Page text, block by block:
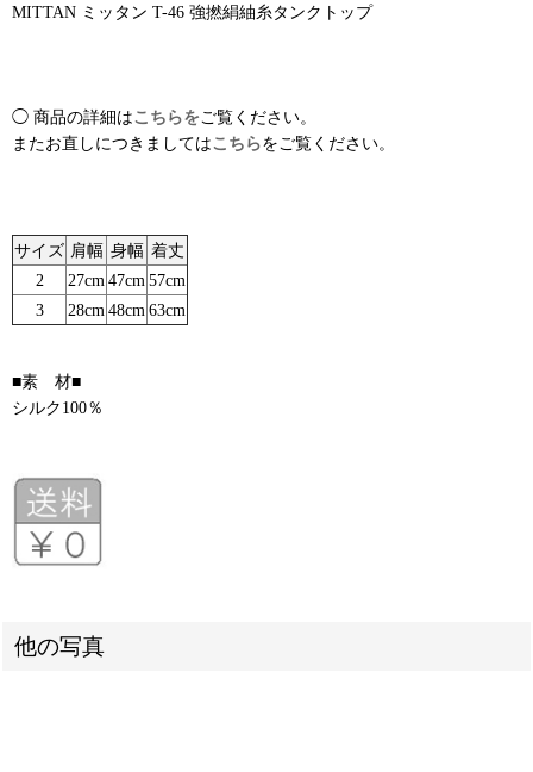
MITTAN ミッタン T-46 強撚絹紬糸タンクトップ
◯ 商品の詳細はこちらをご覧ください。
またお直しにつきましてはこちらをご覧ください。
サイズ 肩幅 身幅 着丈
2
27cm 47cm 57cm
3
28cm 48cm 63cm
■素 材■
シルク100％
他の写真